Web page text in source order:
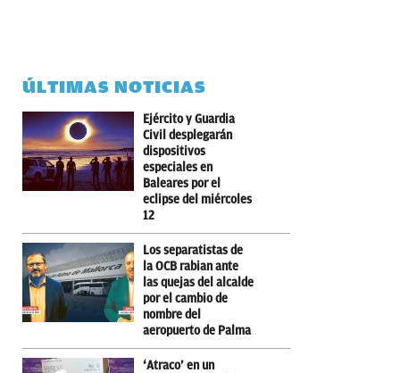
ÚLTIMAS NOTICIAS
Ejército y Guardia
Civil desplegarán
dispositivos
especiales en
Baleares por el
eclipse del miércoles
12
Los separatistas de
la OCB rabian ante
las quejas del alcalde
por el cambio de
nombre del
aeropuerto de Palma
‘Atraco’ en un